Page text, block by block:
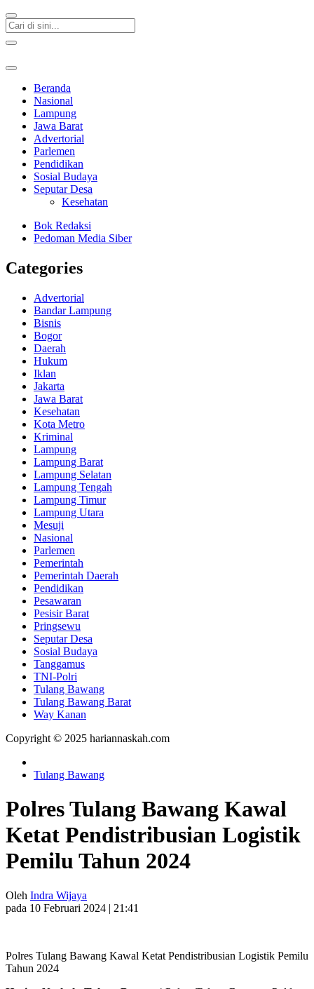
Beranda
Nasional
Lampung
Jawa Barat
Advertorial
Parlemen
Pendidikan
Sosial Budaya
Seputar Desa
Kesehatan
Bok Redaksi
Pedoman Media Siber
Categories
Advertorial
Bandar Lampung
Bisnis
Bogor
Daerah
Hukum
Iklan
Jakarta
Jawa Barat
Kesehatan
Kota Metro
Kriminal
Lampung
Lampung Barat
Lampung Selatan
Lampung Tengah
Lampung Timur
Lampung Utara
Mesuji
Nasional
Parlemen
Pemerintah
Pemerintah Daerah
Pendidikan
Pesawaran
Pesisir Barat
Pringsewu
Seputar Desa
Sosial Budaya
Tanggamus
TNI-Polri
Tulang Bawang
Tulang Bawang Barat
Way Kanan
Copyright © 2025 hariannaskah.com
Tulang Bawang
Polres Tulang Bawang Kawal
Ketat Pendistribusian Logistik
Pemilu Tahun 2024
Oleh Indra Wijaya
pada 10 Februari 2024 | 21:41
Polres Tulang Bawang Kawal Ketat Pendistribusian Logistik Pemilu
Tahun 2024